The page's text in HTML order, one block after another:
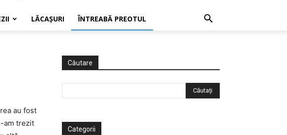
LĂCAŞURI ÎNTREABĂ PREOTUL
au fost
am trezit
Căutare
Categorii